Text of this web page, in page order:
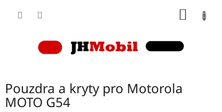
Pouzdra a kryty pro Motorola
MOTO G54